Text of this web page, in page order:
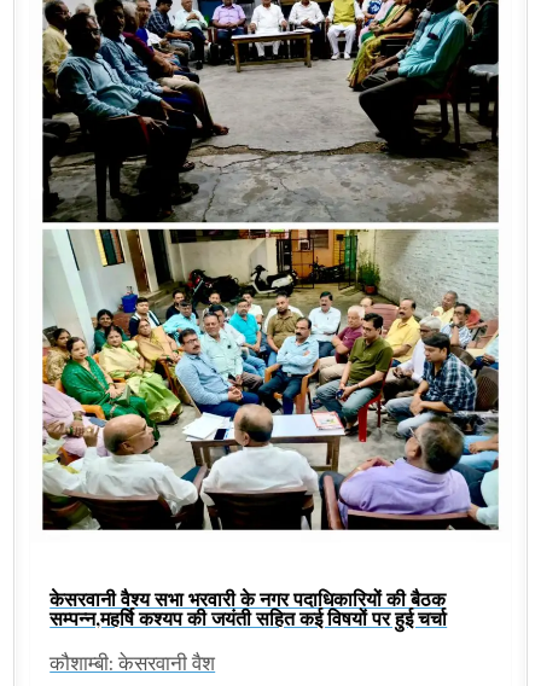
केसरवानी वैश्य सभा भरवारी के नगर पदाधिकारियों की बैठक
सम्पन्न,महर्षि कश्यप की जयंती सहित कई विषयों पर हुई चर्चा
कौशाम्बी: केसरवानी वैश